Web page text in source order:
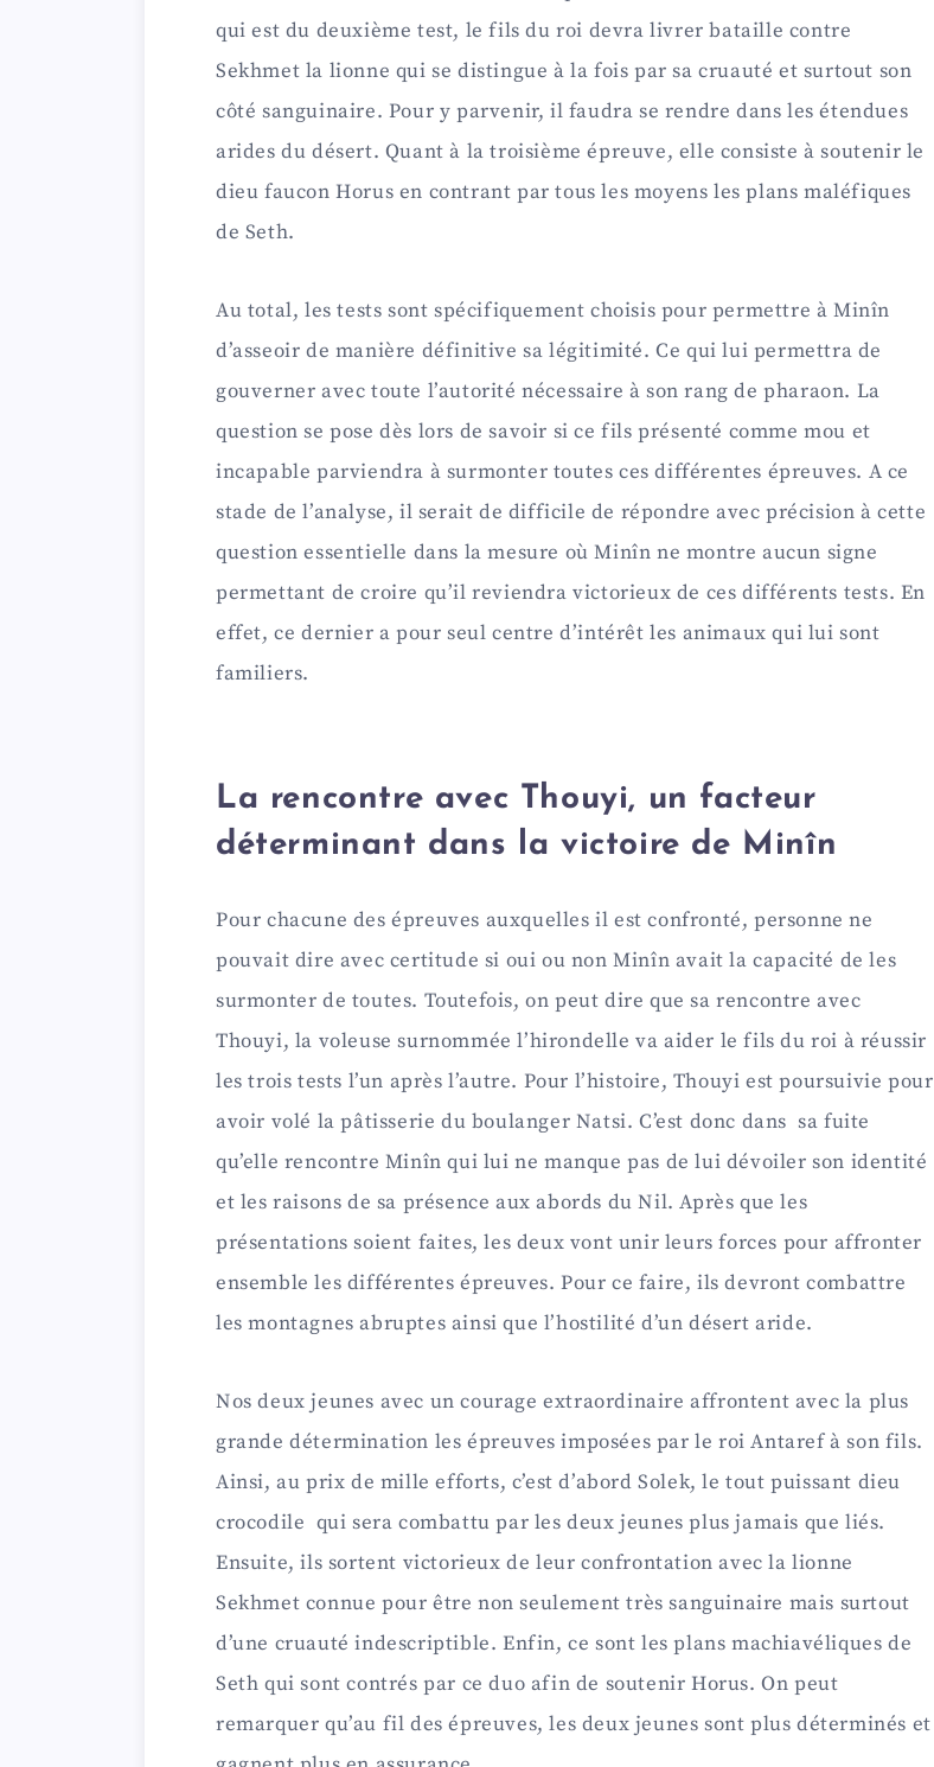
qui est du deuxième test, le fils du roi devra livrer bataille contre
Sekhmet la lionne qui se distingue à la fois par sa cruauté et surtout son
côté sanguinaire. Pour y parvenir, il faudra se rendre dans les étendues
arides du désert. Quant à la troisième épreuve, elle consiste à soutenir le
dieu faucon Horus en contrant par tous les moyens les plans maléfiques
de Seth.
Au total, les tests sont spécifiquement choisis pour permettre à Minîn
d’asseoir de manière définitive sa légitimité. Ce qui lui permettra de
gouverner avec toute l’autorité nécessaire à son rang de pharaon. La
question se pose dès lors de savoir si ce fils présenté comme mou et
incapable parviendra à surmonter toutes ces différentes épreuves. A ce
stade de l’analyse, il serait de difficile de répondre avec précision à cette
question essentielle dans la mesure où Minîn ne montre aucun signe
permettant de croire qu’il reviendra victorieux de ces différents tests. En
effet, ce dernier a pour seul centre d’intérêt les animaux qui lui sont
familiers.
La rencontre avec Thouyi, un facteur
déterminant dans la victoire de Minîn
Pour chacune des épreuves auxquelles il est confronté, personne ne
pouvait dire avec certitude si oui ou non Minîn avait la capacité de les
surmonter de toutes. Toutefois, on peut dire que sa rencontre avec
Thouyi, la voleuse surnommée l’hirondelle va aider le fils du roi à réussir
les trois tests l’un après l’autre. Pour l’histoire, Thouyi est poursuivie pour
avoir volé la pâtisserie du boulanger Natsi. C’est donc dans sa fuite
qu’elle rencontre Minîn qui lui ne manque pas de lui dévoiler son identité
et les raisons de sa présence aux abords du Nil. Après que les
présentations soient faites, les deux vont unir leurs forces pour affronter
ensemble les différentes épreuves. Pour ce faire, ils devront combattre
les montagnes abruptes ainsi que l’hostilité d’un désert aride.
Nos deux jeunes avec un courage extraordinaire affrontent avec la plus
grande détermination les épreuves imposées par le roi Antaref à son fils.
Ainsi, au prix de mille efforts, c’est d’abord Solek, le tout puissant dieu
crocodile qui sera combattu par les deux jeunes plus jamais que liés.
Ensuite, ils sortent victorieux de leur confrontation avec la lionne
Sekhmet connue pour être non seulement très sanguinaire mais surtout
d’une cruauté indescriptible. Enfin, ce sont les plans machiavéliques de
Seth qui sont contrés par ce duo afin de soutenir Horus. On peut
remarquer qu’au fil des épreuves, les deux jeunes sont plus déterminés et